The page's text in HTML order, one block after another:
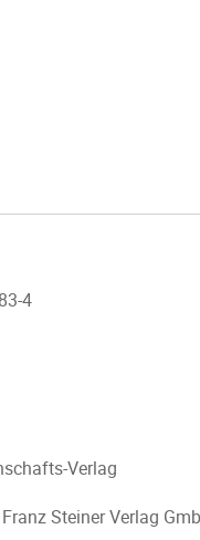
4
Verlag
Steiner Verlag